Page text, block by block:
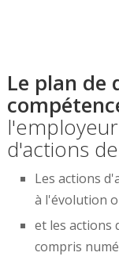
Le plan de
d'actions
Les actions
à l'évolution
et les actions
compris